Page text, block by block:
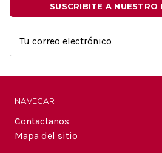
SUSCRIBITE A NUESTRO
electrónico
NAVEGAR
Contactanos
Mapa del sitio